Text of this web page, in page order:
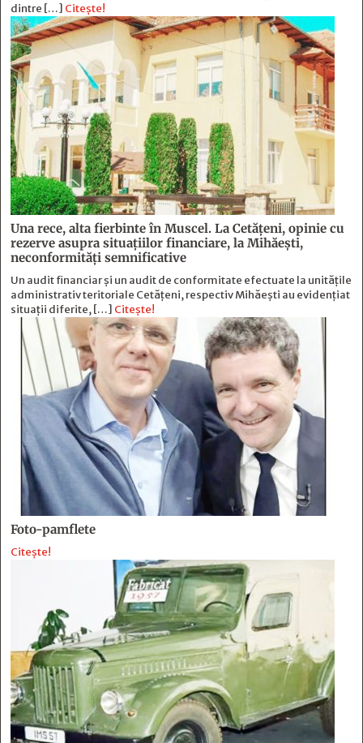
dintre […] Citește!
Una rece, alta fierbinte în Muscel. La Cetăţeni, opinie cu
rezerve asupra situaţiilor financiare, la Mihăeşti,
neconformităţi semnificative
Un audit financiar și un audit de conformitate efectuate la unitățile
administrativ teritoriale Cetățeni, respectiv Mihăești au evidențiat
situații diferite, […] Citește!
Foto-pamflete
Citește!